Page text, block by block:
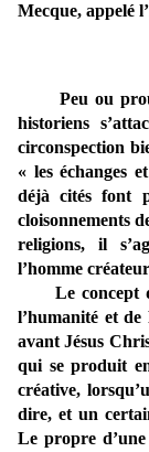
Mecque, appelé
Peu ou prou,
historiens
circonspection
« les échanges
déjà cités font
cloisonnements
religions, il
l’homme
Le concept de
l’humanité et
avant Jésus
qui se produit
créative,
dire, et un
Le propre d’une